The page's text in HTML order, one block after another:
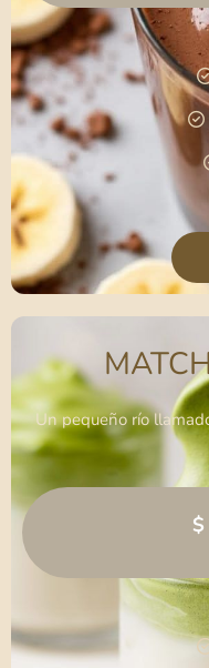
Un pequeño río
$